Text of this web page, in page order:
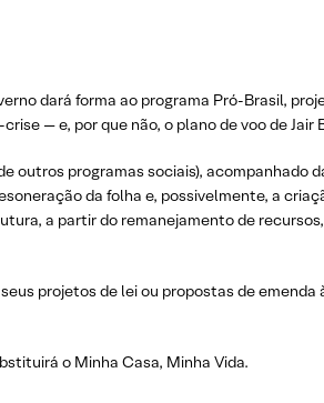
dará forma ao programa Pró-Brasil,
— e, por que não, o plano de voo de Jair
outros programas sociais), acompanhado
da folha e, possivelmente, a
a partir do remanejamento de
projetos de lei ou propostas de
o Minha Casa, Minha Vida.